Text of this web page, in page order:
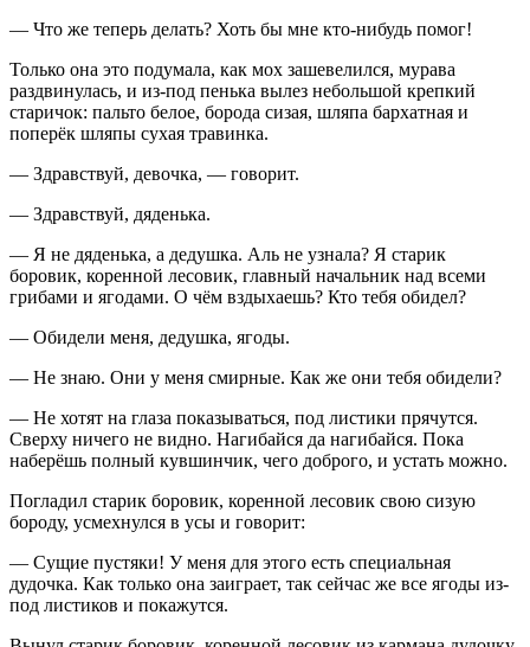
— Что же теперь делать? Хоть бы мне кто-нибудь помог!
Только она это подумала, как мох зашевелился, мурава
раздвинулась, и из-под пенька вылез небольшой крепкий
старичок: пальто белое, борода сизая, шляпа бархатная и
поперёк шляпы сухая травинка.
— Здравствуй, девочка, — говорит.
— Здравствуй, дяденька.
— Я не дяденька, а дедушка. Аль не узнала? Я старик
боровик, коренной лесовик, главный начальник над всеми
грибами и ягодами. О чём вздыхаешь? Кто тебя обидел?
— Обидели меня, дедушка, ягоды.
— Не знаю. Они у меня смирные. Как же они тебя обидели?
— Не хотят на глаза показываться, под листики прячутся.
Сверху ничего не видно. Нагибайся да нагибайся. Пока
наберёшь полный кувшинчик, чего доброго, и устать можно.
Погладил старик боровик, коренной лесовик свою сизую
бороду, усмехнулся в усы и говорит:
— Сущие пустяки! У меня для этого есть специальная
дудочка. Как только она заиграет, так сейчас же все ягоды из-
под листиков и покажутся.